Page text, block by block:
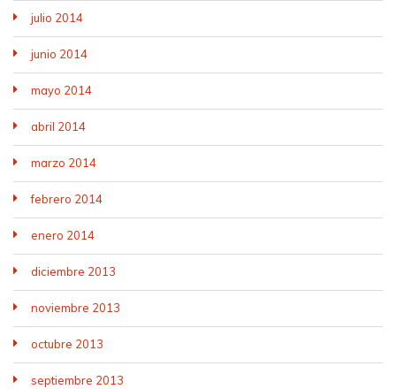
julio 2014
junio 2014
mayo 2014
abril 2014
marzo 2014
febrero 2014
enero 2014
diciembre 2013
noviembre 2013
octubre 2013
septiembre 2013